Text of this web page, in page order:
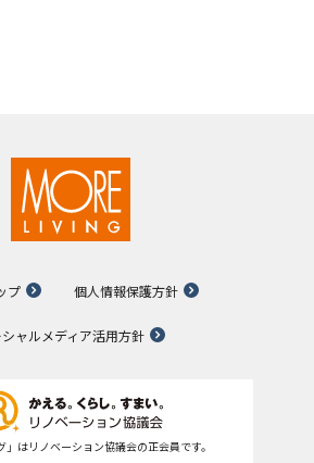
プ 個人情報保護方針
ャルメディア活用方針
」はリノベーション協議会の正会員です。